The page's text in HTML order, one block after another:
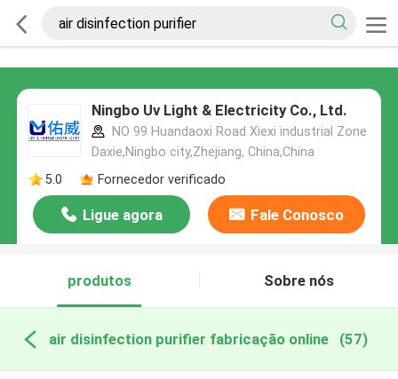
Ningbo Uv Light & Electricity Co., Ltd.
NO 99 Huandaoxi Road Xiexi industrial Zone
Daxie,Ningbo city,Zhejiang, China,China
5.0
Fornecedor verificado
Ligue agora Fale Conosco
produtos Sobre nós
air disinfection purifier fabricação online (57)